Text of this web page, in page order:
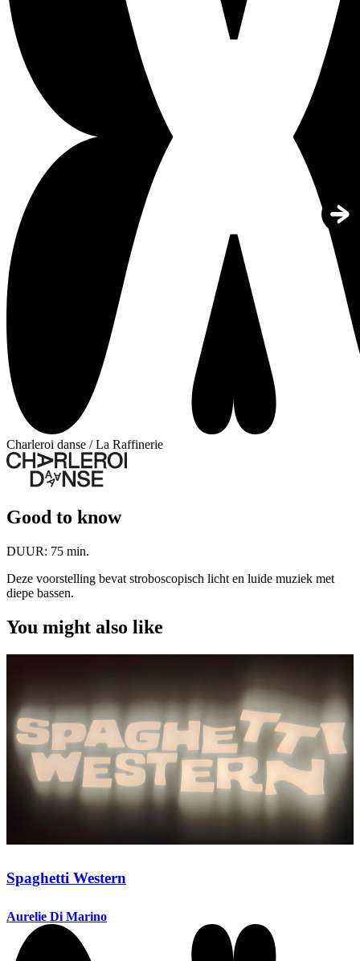
Charleroi danse / La Raffinerie
Good to know
DUUR: 75 min.
Deze voorstelling bevat stroboscopisch licht en luide muziek met
diepe bassen.
You might also like
Spaghetti Western
Aurelie Di Marino